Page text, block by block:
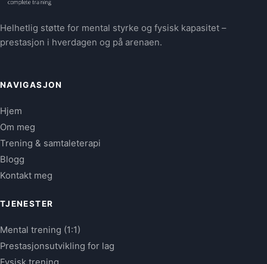
Helhetlig støtte for mental styrke og fysisk kapasitet –
prestasjon i hverdagen og på arenaen.
NAVIGASJON
Hjem
Om meg
Trening & samtaleterapi
Blogg
Kontakt meg
TJENESTER
Mental trening (1:1)
Prestasjonsutvikling for lag